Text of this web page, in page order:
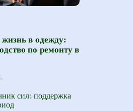
в одежду:
по ремонту в